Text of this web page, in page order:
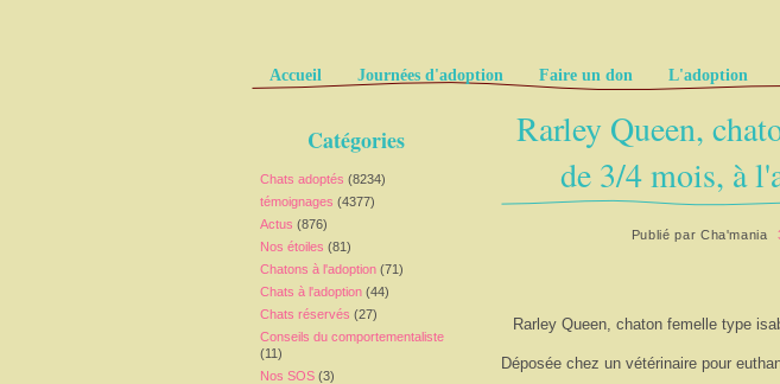
Pages
Accueil Journées d'adoption Faire un don L'adoption
Catégories
Chats adoptés (8234)
témoignages (4377)
Actus (876)
Nos étoiles (81)
Chatons à l'adoption (71)
Chats à l'adoption (44)
Chats réservés (27)
Conseils du comportementaliste
(11)
Nos SOS (3)
Rarley Queen,
de 3/4 mois, à
Publié par Cha'mania
Rarley Queen, chaton femelle type
Déposée chez un vétérinaire pour